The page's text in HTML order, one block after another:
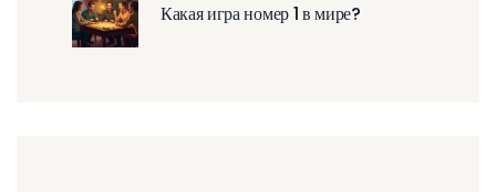
Какая игра номер 1 в мире?